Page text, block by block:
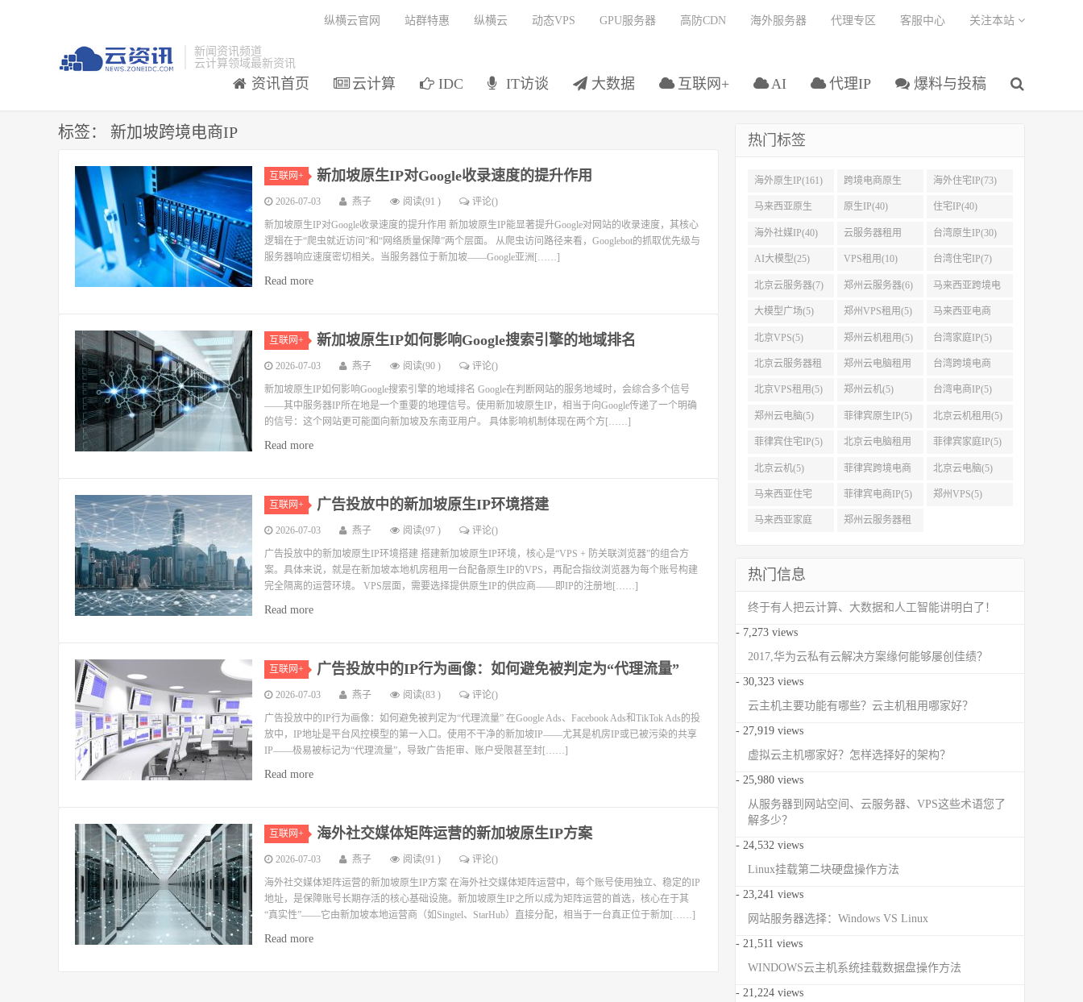
新闻资讯频道
云计算领域最新资讯
资讯首页 云计算 IDC IT访谈 大数据 互联网+ AI 代理IP 爆料与投稿
纵横云官网 站群特惠 纵横云 动态VPS GPU服务器 高防CDN 海外服务器 代理专区 客服中心 关注本站
标签： 新加坡跨境电商IP
互联网+ 新加坡原生IP对Google收录速度的提升作用
2026-07-03 燕子 阅读(91 ) 评论()
新加坡原生IP对Google收录速度的提升作用 新加坡原生IP能显著提升Google对网站的收录速度，其核心
逻辑在于“爬虫就近访问”和“网络质量保障”两个层面。 从爬虫访问路径来看，Googlebot的抓取优先级与
服务器响应速度密切相关。当服务器位于新加坡——Google亚洲[……]
Read more
互联网+ 新加坡原生IP如何影响Google搜索引擎的地域排名
2026-07-03 燕子 阅读(90 ) 评论()
新加坡原生IP如何影响Google搜索引擎的地域排名 Google在判断网站的服务地域时，会综合多个信号
——其中服务器IP所在地是一个重要的地理信号。使用新加坡原生IP，相当于向Google传递了一个明确
的信号：这个网站更可能面向新加坡及东南亚用户。 具体影响机制体现在两个方[……]
Read more
互联网+ 广告投放中的新加坡原生IP环境搭建
2026-07-03 燕子 阅读(97 ) 评论()
广告投放中的新加坡原生IP环境搭建 搭建新加坡原生IP环境，核心是“VPS + 防关联浏览器”的组合方
案。具体来说，就是在新加坡本地机房租用一台配备原生IP的VPS，再配合指纹浏览器为每个账号构建
完全隔离的运营环境。 VPS层面，需要选择提供原生IP的供应商——即IP的注册地[……]
Read more
互联网+ 广告投放中的IP行为画像：如何避免被判定为“代理流量”
2026-07-03 燕子 阅读(83 ) 评论()
广告投放中的IP行为画像：如何避免被判定为“代理流量” 在Google Ads、Facebook Ads和TikTok Ads的投
放中，IP地址是平台风控模型的第一入口。使用不干净的新加坡IP——尤其是机房IP或已被污染的共享
IP——极易被标记为“代理流量”，导致广告拒审、账户受限甚至封[……]
Read more
互联网+ 海外社交媒体矩阵运营的新加坡原生IP方案
2026-07-03 燕子 阅读(91 ) 评论()
海外社交媒体矩阵运营的新加坡原生IP方案 在海外社交媒体矩阵运营中，每个账号使用独立、稳定的IP
地址，是保障账号长期存活的核心基础设施。新加坡原生IP之所以成为矩阵运营的首选，核心在于其
“真实性”——它由新加坡本地运营商（如Singtel、StarHub）直接分配，相当于一台真正位于新加[……]
Read more
热门标签
海外原生IP(161) 跨境电商原生
IP(108)
海外住宅IP(73)
马来西亚原生
IP(45)
原生IP(40) 住宅IP(40)
海外社媒IP(40) 云服务器租用
(32)
台湾原生IP(30)
AI大模型(25) VPS租用(10) 台湾住宅IP(7)
北京云服务器(7) 郑州云服务器(6) 马来西亚跨境电
商IP(5)
大模型广场(5) 郑州VPS租用(5) 马来西亚电商
IP(5)
北京VPS(5) 郑州云机租用(5) 台湾家庭IP(5)
北京云服务器租
用(5)
郑州云电脑租用
(5)
台湾跨境电商
IP(5)
北京VPS租用(5) 郑州云机(5) 台湾电商IP(5)
郑州云电脑(5) 菲律宾原生IP(5) 北京云机租用(5)
菲律宾住宅IP(5) 北京云电脑租用
(5)
菲律宾家庭IP(5)
北京云机(5) 菲律宾跨境电商
IP(5)
北京云电脑(5)
马来西亚住宅
IP(5)
菲律宾电商IP(5) 郑州VPS(5)
马来西亚家庭 郑州云服务器租
热门信息
终于有人把云计算、大数据和人工智能讲明白了！
- 7,273 views
2017,华为云私有云解决方案缘何能够屡创佳绩？
- 30,323 views
云主机主要功能有哪些？云主机租用哪家好？
- 27,919 views
虚拟云主机哪家好？怎样选择好的架构？
- 25,980 views
从服务器到网站空间、云服务器、VPS这些术语您了
解多少？
- 24,532 views
Linux挂载第二块硬盘操作方法
- 23,241 views
网站服务器选择：Windows VS Linux
- 21,511 views
WINDOWS云主机系统挂载数据盘操作方法
- 21,224 views